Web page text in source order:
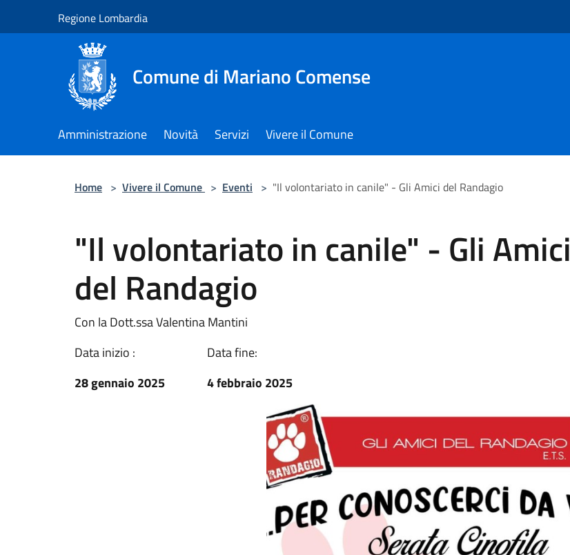
Regione Lombardia
Comune di Mariano Comense
Amministrazione Novità Servizi Vivere il Comune
Home > Vivere il Comune > Eventi > "Il volontariato in canile" - Gli Amici del Randagio
"Il volontariato in canile" - Gli Amici
del Randagio
Con la Dott.ssa Valentina Mantini
Data inizio :
28 gennaio 2025
Data fine:
4 febbraio 2025